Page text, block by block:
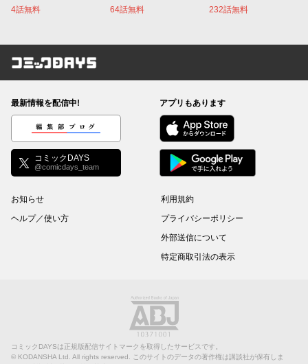
4話無料 64話無料 232話無料
コミックDAYS
最新情報を配信中!
編集部ブログ
コミックDAYS
@comicdays_team
アプリもあります
お知らせ
ヘルプ／使い方
利用規約
プライバシーポリシー
外部送信について
特定商取引法の表示
コミックDAYSは正規版配信サイトマークを取得したサービスです。
© KODANSHA Ltd. All rights reserved. このサイトのデータの著作権は講談社が保有しま